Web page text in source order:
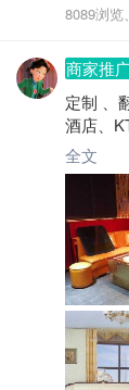
8089浏览、
商家推
定制 、
酒店、
床头靠
内饰改
贴膜等
柘荣县
全文